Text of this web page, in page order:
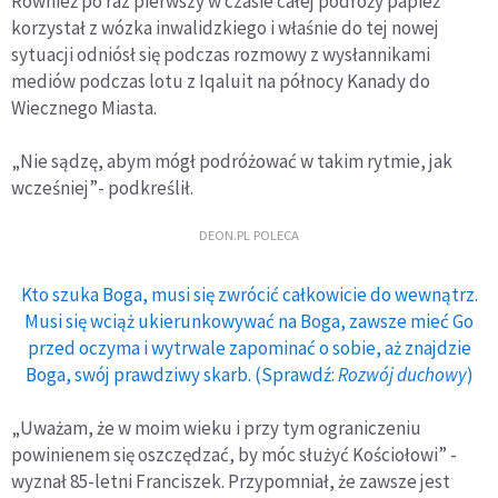
korzystał z wózka inwalidzkiego i właśnie do tej nowej
sytuacji odniósł się podczas rozmowy z wysłannikami
mediów podczas lotu z Iqaluit na północy Kanady do
Wiecznego Miasta.
„Nie sądzę, abym mógł podróżować w takim rytmie, jak
wcześniej”- podkreślił.
DEON.PL POLECA
Kto szuka Boga, musi się zwrócić całkowicie do wewnątrz.
Musi się wciąż ukierunkowywać na Boga, zawsze mieć Go
przed oczyma i wytrwale zapominać o sobie, aż znajdzie
Boga, swój prawdziwy skarb. (Sprawdź:Rozwój duchowy)
„Uważam, że w moim wieku i przy tym ograniczeniu
powinienem się oszczędzać, by móc służyć Kościołowi” -
wyznał 85-letni Franciszek. Przypomniał, że zawsze jest